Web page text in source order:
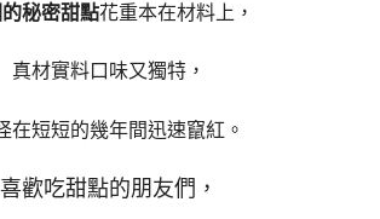
秘密甜點花重本在材料上，
真材實料口味又獨特，
在短短的幾年間迅速竄紅。
喜歡吃甜點的朋友們，